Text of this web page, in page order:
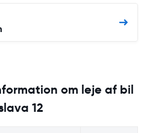
om leje af bil
12